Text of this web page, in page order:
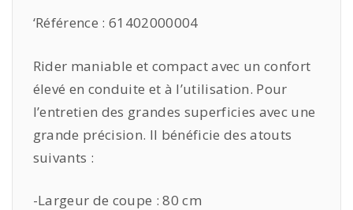
‘Référence : 61402000004
Rider maniable et compact avec un confort
élevé en conduite et à l’utilisation. Pour
l’entretien des grandes superficies avec une
grande précision. Il bénéficie des atouts
suivants :
-Largeur de coupe : 80 cm